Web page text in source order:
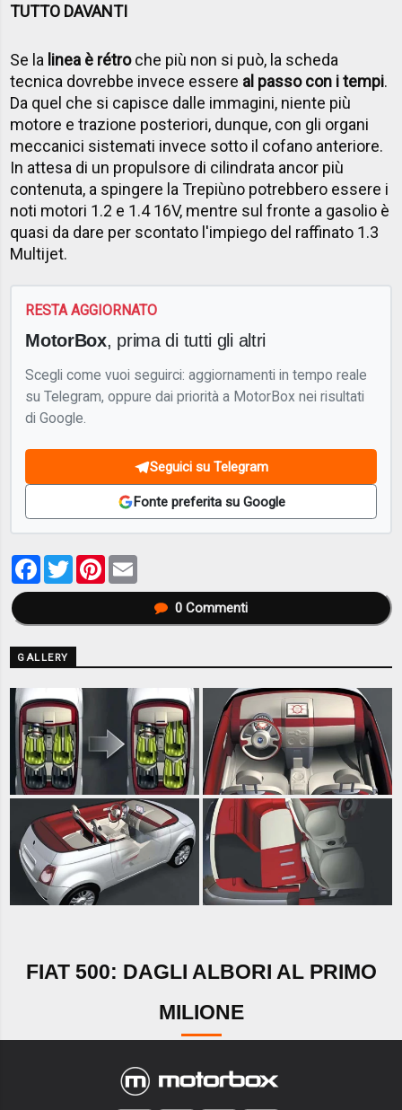
TUTTO DAVANTI
Se la linea è rétroche più non si può, la scheda
tecnica dovrebbe invece essere al passo con i tempi.
Da quel che si capisce dalle immagini, niente più
motore e trazione posteriori, dunque, con gli organi
meccanici sistemati invece sotto il cofano anteriore.
In attesa di un propulsore di cilindrata ancor più
contenuta, a spingere la Trepiùno potrebbero essere i
noti motori 1.2 e 1.4 16V, mentre sul fronte a gasolio è
quasi da dare per scontato l'impiego del raffinato 1.3
Multijet.
RESTA AGGIORNATO
MotorBox, prima di tutti gli altri
Scegli come vuoi seguirci: aggiornamenti in tempo reale
su Telegram, oppure dai priorità a MotorBox nei risultati
di Google.
Seguici su Telegram
Fonte preferita su Google
Facebook
TwitterPinterest
0Commenti
GALLERY
FIAT 500: DAGLI ALBORI AL PRIMO
MILIONE